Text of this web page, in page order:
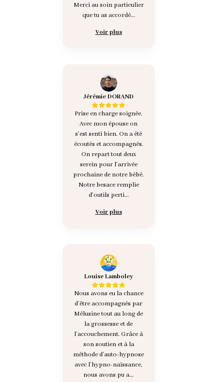
Merci au soin particulier
que tu as accordé...
Voir plus
Jérémie DORAND
Prise en charge soignée.
Avec mon épouse on
s'est senti bien. On a été
écoutés et accompagnés.
On repart tout deux
serein pour l'arrivée
prochaine de notre bébé.
Notre besace remplie
d'outils perti...
Voir plus
Louise Lamboley
Nous avons eu la chance
d’être accompagnés par
Mélusine tout au long de
la grossesse et de
l’accouchement. Grâce à
son soutien et à la
méthode d’auto-hypnose
avec l’hypno-naissance,
nous avons pu a...